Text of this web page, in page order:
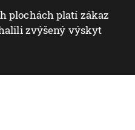
plochách platí zákaz
zvýšený výskyt